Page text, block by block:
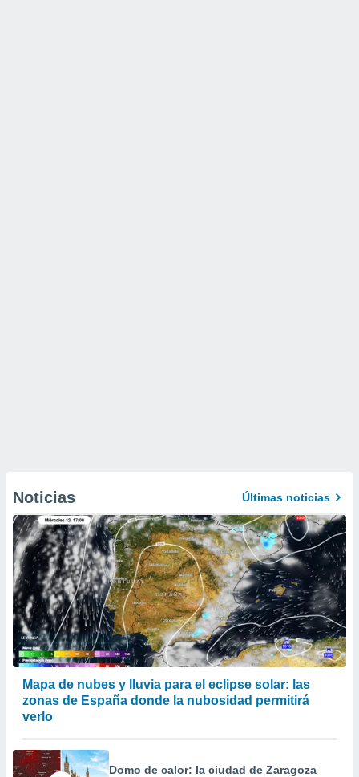
Noticias Últimas noticias
Mapa de nubes y lluvia para el eclipse solar: las
zonas de España donde la nubosidad permitirá
verlo
Domo de calor: la ciudad de Zaragoza